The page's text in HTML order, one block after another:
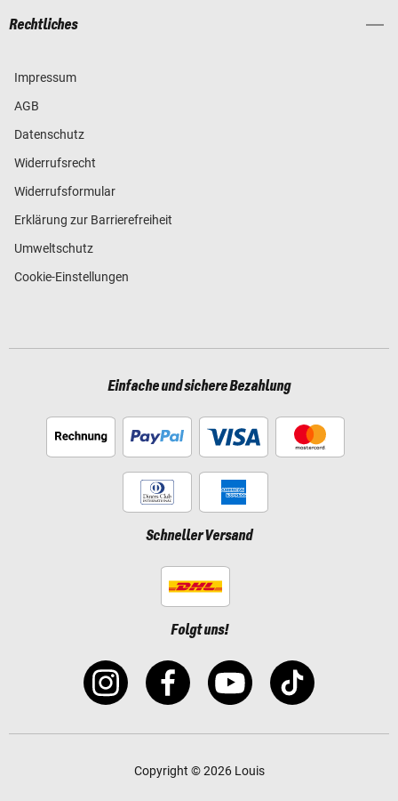
Rechtliches
Impressum
AGB
Datenschutz
Widerrufsrecht
Widerrufsformular
Erklärung zur Barrierefreiheit
Umweltschutz
Cookie-Einstellungen
Einfache und sichere Bezahlung
Schneller Versand
Folgt uns!
Copyright © 2026 Louis